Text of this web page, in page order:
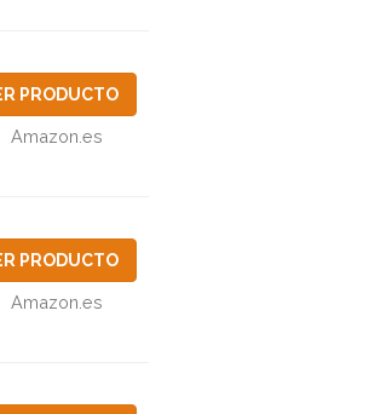
PRODUCTO
Amazon.es
PRODUCTO
Amazon.es